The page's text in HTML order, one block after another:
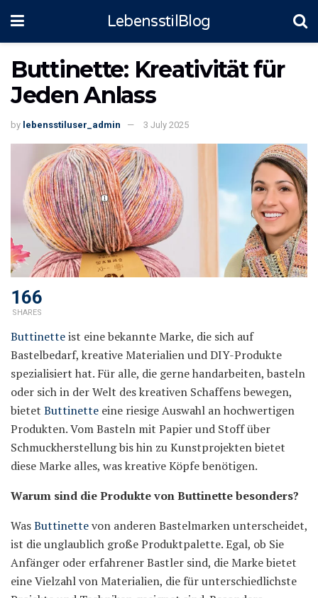
LebensstilBlog
Buttinette: Kreativität für
Jeden Anlass
by lebensstiluser_admin 3 July 2025
166
SHARES
Buttinetteist eine bekannte Marke, die sich auf
Bastelbedarf, kreative Materialien und DIY-Produkte
spezialisiert hat. Für alle, die gerne handarbeiten, basteln
oder sich in der Welt des kreativen Schaffens bewegen,
bietet Buttinette eine riesige Auswahl an hochwertigen
Produkten. Vom Basteln mit Papier und Stoff über
Schmuckherstellung bis hin zu Kunstprojekten bietet
diese Marke alles, was kreative Köpfe benötigen.
Warum sind die Produkte von Buttinette besonders?
WasButtinettevon anderen Bastelmarken unterscheidet,
ist die unglaublich große Produktpalette. Egal, ob Sie
Anfänger oder erfahrener Bastler sind, die Marke bietet
eine Vielzahl von Materialien, die für unterschiedlichste